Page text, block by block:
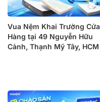
Vua Nệm Khai Trường Cửa
Hàng tại 49 Nguyễn Hữu
Cảnh, Thạnh Mỹ Tây, HCM